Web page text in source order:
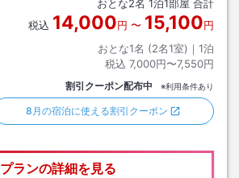
おとな2名 1泊1部屋 合計
税込 14,000円 〜 15,100円
おとな1名 (2名1室)｜ 1泊
税込 7,000円〜7,550円
割引クーポン配布中 ※利用条件あり
8月の宿泊に使える割引クーポン
プランの詳細を見る